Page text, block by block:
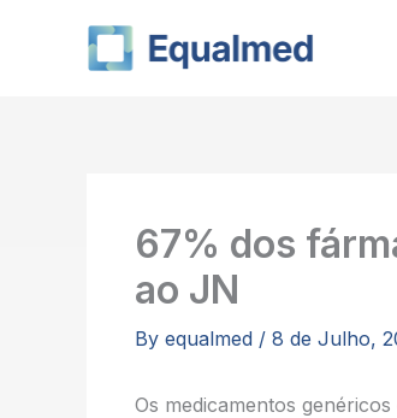
67% dos
ao JN
By equalmed / 8 de Julho,
Os medicamentos